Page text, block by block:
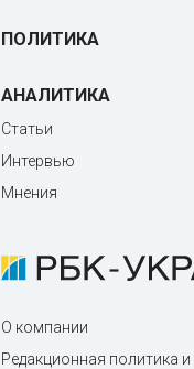
ПОЛИТИКА
АНАЛИТИКА
Статьи
Интервью
Мнения
О компании
Редакционная политика и